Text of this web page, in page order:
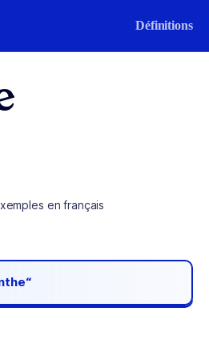
Définitions
en français